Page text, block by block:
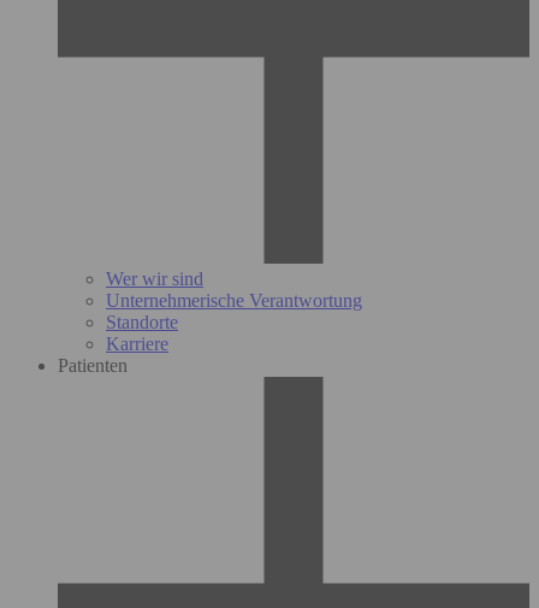
Wer wir sind
Unternehmerische Verantwortung
Standorte
Karriere
Patienten